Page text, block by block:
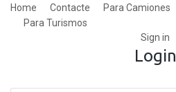
Home Contacte Para Camiones
Para Turismos
Sign in
Login